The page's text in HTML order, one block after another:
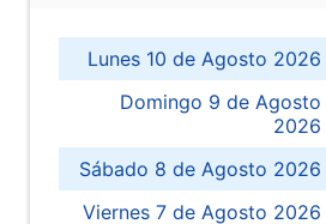
Lunes 10 de Agosto 2026
Domingo 9 de Agosto
2026
Sábado 8 de Agosto 2026
Viernes 7 de Agosto 2026